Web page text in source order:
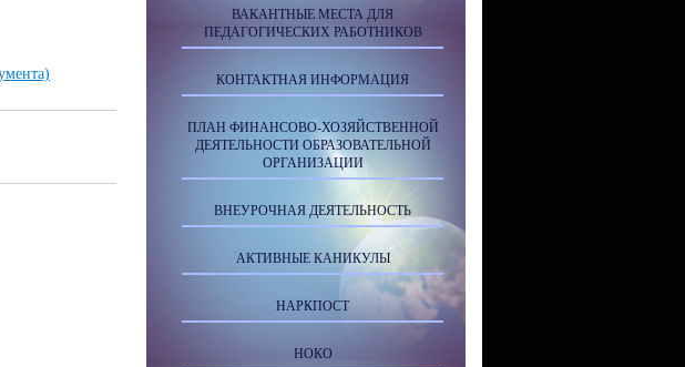
ВАКАНТНЫЕ МЕСТА ДЛЯ
ПЕДАГОГИЧЕСКИХ РАБОТНИКОВ
КОНТАКТНАЯ ИНФОРМАЦИЯ
ПЛАН ФИНАНСОВО-ХОЗЯЙСТВЕННОЙ
ДЕЯТЕЛЬНОСТИ ОБРАЗОВАТЕЛЬНОЙ
ОРГАНИЗАЦИИ
ВНЕУРОЧНАЯ ДЕЯТЕЛЬНОСТЬ
АКТИВНЫЕ КАНИКУЛЫ
НАРКПОСТ
НОКО